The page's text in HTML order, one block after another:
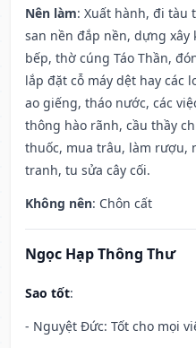
Nên làm: Xuất hành, đi tàu
san nền đắp nền, dựng xây
bếp, thờ cúng Táo Thần,
lắp đặt cỗ máy dệt hay các
ao giếng, tháo nước, các
thông hào rãnh, cầu thầy
thuốc, mua trâu, làm rượu,
tranh, tu sửa cây cối.
Không nên: Chôn cất
Ngọc Hạp Thông Thư
Sao tốt:
- Nguyệt Đức: Tốt cho mọi